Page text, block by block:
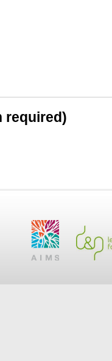
required)